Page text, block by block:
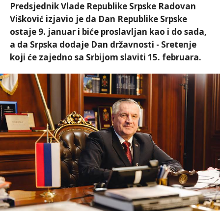
Predsjednik Vlade Republike Srpske Radovan
Višković izjavio je da Dan Republike Srpske
ostaje 9. januar i biće proslavljan kao i do sada,
a da Srpska dodaje Dan državnosti - Sretenje
koji će zajedno sa Srbijom slaviti 15. februara.